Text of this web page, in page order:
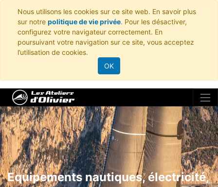
Nous utilisons les cookies sur ce site web. En savoir plus
sur notre politique de vie privée. Pour les désactiver,
configurez votre navigateur correctement. En
poursuivant votre navigation sur ce site, vous acceptez
l’utilisation de cookies.
OK
Equipements nautiques, électricité,